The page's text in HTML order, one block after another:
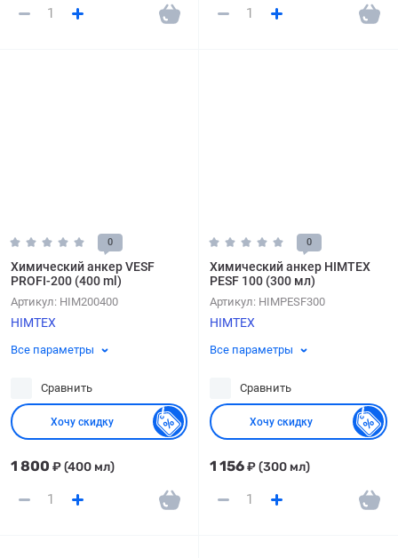
0
Химический анкер VESF
PROFI-200 (400 ml)
Артикул: HIM200400
HIMTEX
Все параметры
Сравнить
Хочу скидку
1 800 ₽(400 мл)
0
Химический анкер HIMTEX
PESF 100 (300 мл)
Артикул: HIMPESF300
HIMTEX
Все параметры
Сравнить
Хочу скидку
1 156₽(300 мл)